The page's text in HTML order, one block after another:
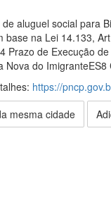
aluguel social para
base na Lei 14.133,
Prazo de Execução
Nova do
https://
mesma cidade